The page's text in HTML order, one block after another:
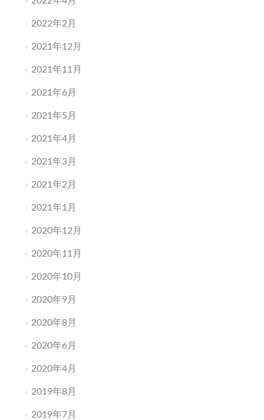
2022年2月
2021年12月
2021年11月
2021年6月
2021年5月
2021年4月
2021年3月
2021年2月
2021年1月
2020年12月
2020年11月
2020年10月
2020年9月
2020年8月
2020年6月
2020年4月
2019年8月
2019年7月